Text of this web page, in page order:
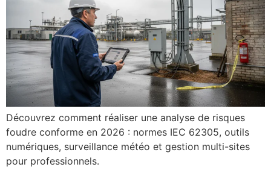
Découvrez comment réaliser une analyse de risques
foudre conforme en 2026 : normes IEC 62305, outils
numériques, surveillance météo et gestion multi-sites
pour professionnels.